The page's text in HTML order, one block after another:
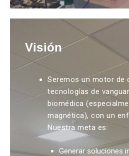
Visión
Seremos un motor de
tecnologías de
biomédica
magnética), con un
Nuestra meta es:
Generar soluciones